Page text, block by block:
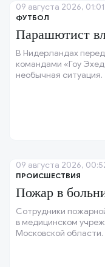
ФУТБОЛ
Парашютист
В Нидерландах
командами «Гоу
необычная ситуация.
09 августа 2026, 01:01
ПРОИСШЕСТВИЯ
Пожар в
Сотрудники
в медицинском
Московской области.
09 августа 2026,